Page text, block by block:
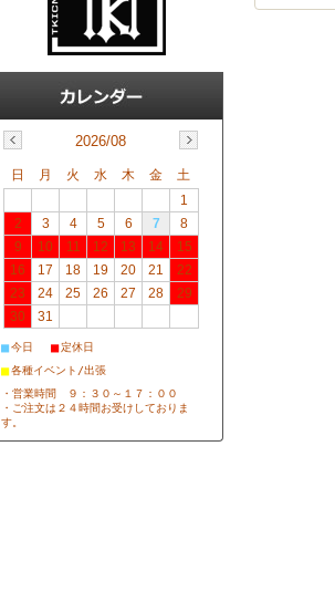
2026/08
日 月 火 水 木 金
土
1
2
3 4 5 6 7
8
9
10 11 12 13 14
15
16
17 18 19 20 21
22
23
24 25 26 27 28
29
30
31
■今日 ■定休日
■各種イベント/出張
・営業時間 ９：３０～１７：００
・ご注文は２４時間お受けしておりま
す。